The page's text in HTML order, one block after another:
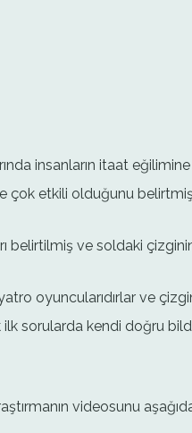
insanların itaat
çok etkili olduğunu
belirtilmiş ve soldaki
oyuncularıdırlar ve
sorularda kendi doğru
videosunu